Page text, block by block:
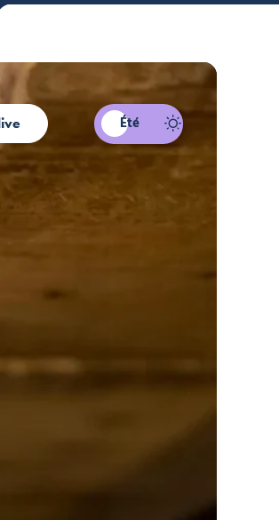
la barre de navigation du mode éco
Été